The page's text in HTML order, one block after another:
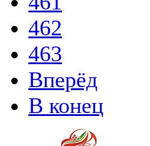
462
463
Вперёд
В конец